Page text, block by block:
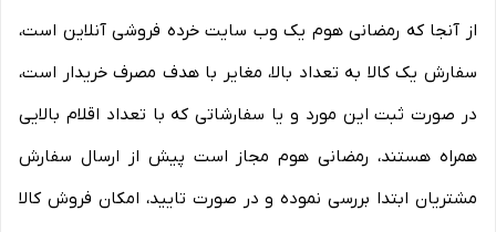
از آنجا که رمضانی هوم یک وب ‌سایت خرده‌ فروشی آنلاین است،
سفارش یک کالا به تعداد بالا، مغایر با هدف مصرف خریدار است،
در صورت ثبت این مورد و یا سفارشاتی که با تعداد اقلام بالایی
همراه هستند، رمضانی هوم مجاز است پیش از ارسال سفارش
مشتریان ابتدا بررسی نموده و در صورت تایید، امکان فروش کالا